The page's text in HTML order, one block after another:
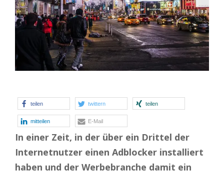
teilen twittern teilen
mitteilen E-Mail
In einer Zeit, in der über ein Drittel der
Internetnutzer einen Adblocker installiert
haben und der Werbebranche damit ein